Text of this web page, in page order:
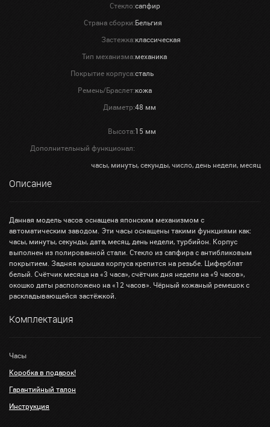
Стекло:сапфир
Страна сборки:Бельгия
Застежка:классическая
Тип механизма:механика
Покрытие корпуса:сталь
Ремень/Браслет:кожа
Диаметр:48 мм
Высота:15 мм
Дополнительный функционал:
часы, минуты, секунды, число, день недели, месяц
Описание
Данная модель часов оснащена японским механизмом с
автоматическим заводом. Эти часы оснащены такими функциями как:
часы, минуты, секунды, дата, месяц, день недели, турбийон. Корпус
выполнен из полированной стали. Стекло из сапфира с антибликовым
покрытием. Задняя крышка корпуса крепится на резьбе. Циферблат
белый. Счётчик месяца на «3 часа», счётчик дня недели на «9 часов»,
окошко даты расположено на «12 часов». Чёрный кожаный ремешок с
раскладывающейся застёжкой.
Комплектация
Часы
Коробка в подарок!
Гарантийный талон
Инструкция